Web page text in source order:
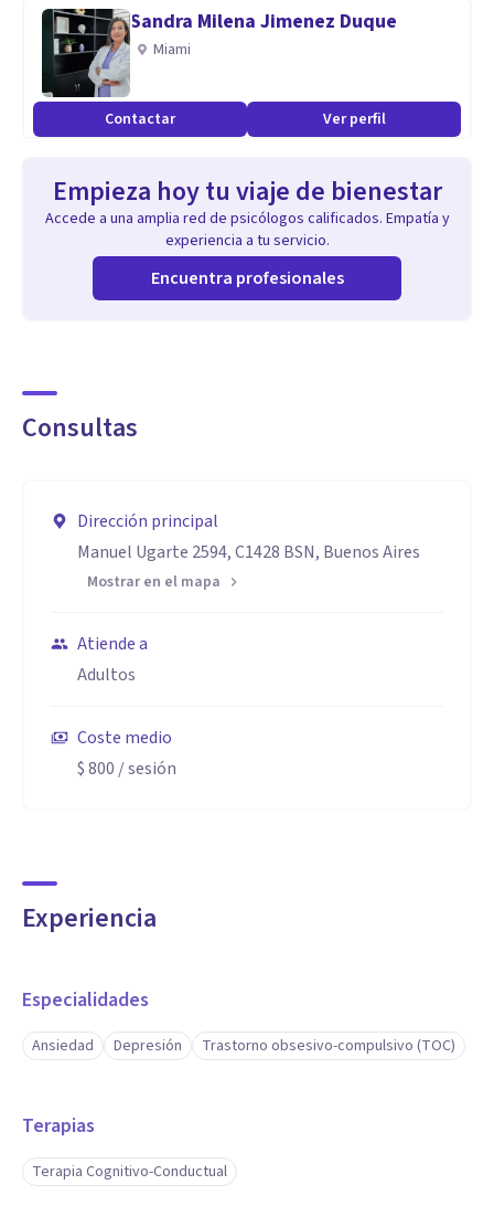
Sandra Milena Jimenez Duque
Miami
Contactar Ver perfil
Empieza hoy tu viaje de bienestar
Accede a una amplia red de psicólogos calificados. Empatía y
experiencia a tu servicio.
Encuentra profesionales
Consultas
Dirección principal
Manuel Ugarte 2594, C1428 BSN, Buenos Aires
Mostrar en el mapa
Atiende a
Adultos
Coste medio
$ 800 / sesión
Experiencia
Especialidades
Ansiedad Depresión Trastorno obsesivo-compulsivo (TOC)
Terapias
Terapia Cognitivo-Conductual